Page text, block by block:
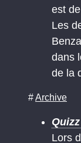
est
Les
dans
de la
#Archive
Lors